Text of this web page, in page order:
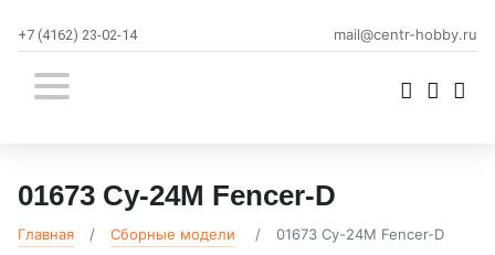
mail@centr-hobby.ru
+7 (4162) 23-02-14
01673 Су-24М Fencer-D
Главная Сборные модели 01673 Су-24М Fencer-D